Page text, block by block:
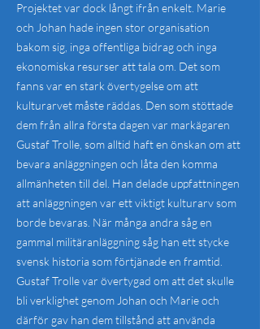
Projektet var dock långt ifrån enkelt. Marie
och Johan hade ingen stor organisation
bakom sig, inga offentliga bidrag och inga
ekonomiska resurser att tala om. Det som
fanns var en stark övertygelse om att
kulturarvet måste räddas. Den som stöttade
dem från allra första dagen var markägaren
Gustaf Trolle, som alltid haft en önskan om att
bevara anläggningen och låta den komma
allmänheten till del. Han delade uppfattningen
att anläggningen var ett viktigt kulturarv som
borde bevaras. När många andra såg en
gammal militäranläggning såg han ett stycke
svensk historia som förtjänade en framtid.
Gustaf Trolle var övertygad om att det skulle
bli verklighet genom Johan och Marie och
därför gav han dem tillstånd att använda